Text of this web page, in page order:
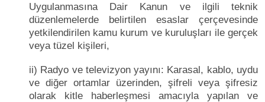
Uygulanmasına Dair Kanun ve ilgili teknik
düzenlemelerde belirtilen esaslar çerçevesinde
yetkilendirilen kamu kurum ve kuruluşları ile gerçek
veya tüzel kişileri,
ii) Radyo ve televizyon yayını: Karasal, kablo, uydu
ve diğer ortamlar üzerinden, şifreli veya şifresiz
olarak kitle haberleşmesi amacıyla yapılan ve